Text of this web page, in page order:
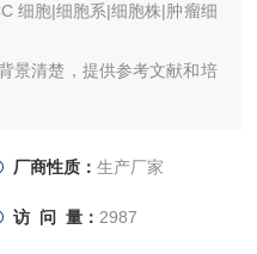
细胞|细胞系|细胞株|肿瘤细
景清楚，提供参考文献和培
厂商性质： 生产厂家
访 问 量： 2987